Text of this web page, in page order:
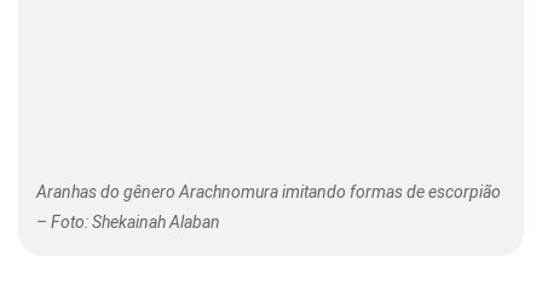
Aranhas do gênero Arachnomura imitando formas de escorpião
– Foto: Shekainah Alaban